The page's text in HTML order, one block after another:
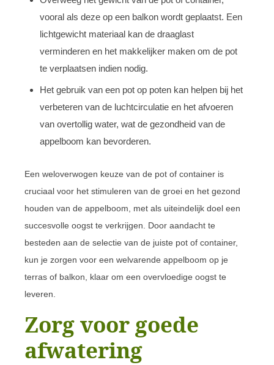
vooral als deze op een balkon wordt geplaatst. Een
lichtgewicht materiaal kan de draaglast
verminderen en het makkelijker maken om de pot
te verplaatsen indien nodig.
Het gebruik van een pot op poten kan helpen bij het
verbeteren van de luchtcirculatie en het afvoeren
van overtollig water, wat de gezondheid van de
appelboom kan bevorderen.
Een weloverwogen keuze van de pot of container is
cruciaal voor het stimuleren van de groei en het gezond
houden van de appelboom, met als uiteindelijk doel een
succesvolle oogst te verkrijgen. Door aandacht te
besteden aan de selectie van de juiste pot of container,
kun je zorgen voor een welvarende appelboom op je
terras of balkon, klaar om een overvloedige oogst te
leveren.
Zorg voor goede
afwatering